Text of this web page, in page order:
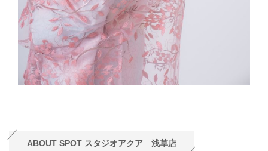
ABOUT SPOT スタジオアクア 浅草店